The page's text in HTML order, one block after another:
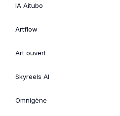
IA Aitubo
Artflow
Art ouvert
Skyreels AI
Omnigène